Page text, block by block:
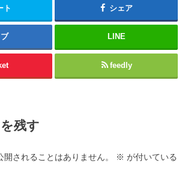
ト シェア
LINE
feedly
残す
開されることはありません。 ※ が付いている